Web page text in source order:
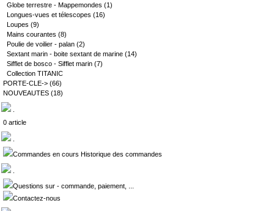
Globe terrestre - Mappemondes (1)
Longues-vues et télescopes (16)
Loupes (9)
Mains courantes (8)
Poulie de voilier - palan (2)
Sextant marin - boite sextant de marine (14)
Sifflet de bosco - Sifflet marin (7)
Collection TITANIC
PORTE-CLE-> (66)
NOUVEAUTES (18)
0 article
Commandes en cours Historique des commandes
Questions sur - commande, paiement, ...
Contactez-nous